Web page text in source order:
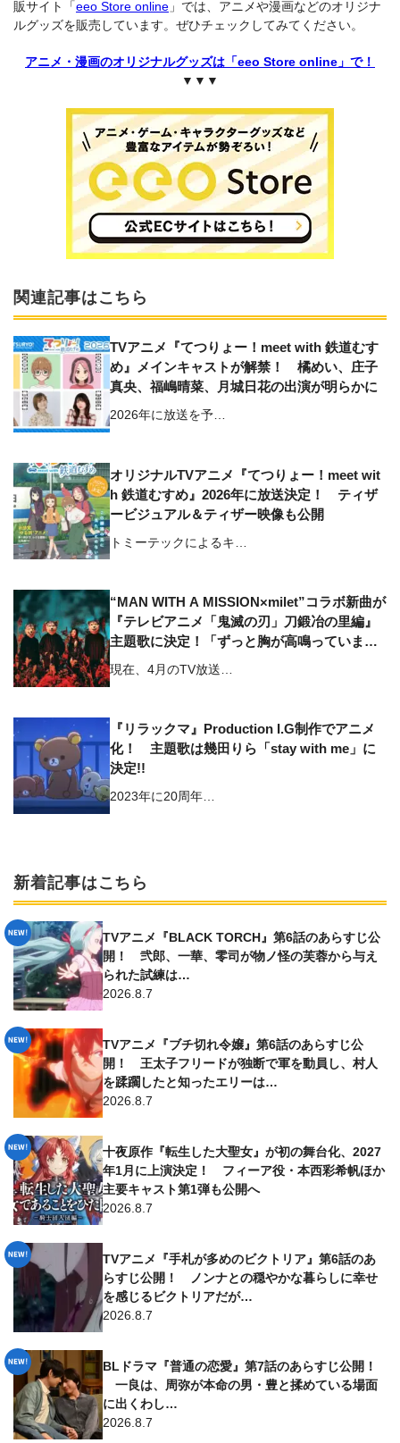
販サイト「eeo Store online 」では、アニメや漫画などのオリジナ
ルグッズを販売しています。ぜひチェックしてみてください。
アニメ・漫画のオリジナルグッズは「eeo Store online」で！
▼▼▼
関連記事はこちら
TVアニメ『てつりょー！meet with 鉄道むす
め』メインキャストが解禁！ 橘めい、庄子
真央、福嶋晴菜、月城日花の出演が明らかに
2026年に放送を予…
オリジナルTVアニメ『てつりょー！meet wit
h 鉄道むすめ』2026年に放送決定！ ティザ
ービジュアル＆ティザー映像も公開
トミーテックによるキ…
“MAN WITH A MISSION×milet”コラボ新曲が
『テレビアニメ「鬼滅の刃」刀鍛冶の里編』
主題歌に決定！「ずっと胸が高鳴っていま
す」両アーティストのコメントも
現在、4月のTV放送…
『リラックマ』Production I.G制作でアニメ
化！ 主題歌は幾田りら「stay with me」に
決定!!
2023年に20周年…
新着記事はこちら
TVアニメ『BLACK TORCH』第6話のあらすじ公
開！ 弐郎、一華、零司が物ノ怪の芙蓉から与え
られた試練は…
2026.8.7
TVアニメ『ブチ切れ令嬢』第6話のあらすじ公
開！ 王太子フリードが独断で軍を動員し、村人
を蹂躙したと知ったエリーは…
2026.8.7
十夜原作『転生した大聖女』が初の舞台化、2027
年1月に上演決定！ フィーア役・本西彩希帆ほか
主要キャスト第1弾も公開へ
2026.8.7
TVアニメ『手札が多めのビクトリア』第6話のあ
らすじ公開！ ノンナとの穏やかな暮らしに幸せ
を感じるビクトリアだが…
2026.8.7
BLドラマ『普通の恋愛』第7話のあらすじ公開！
一良は、周弥が本命の男・豊と揉めている場面
に出くわし…
2026.8.7